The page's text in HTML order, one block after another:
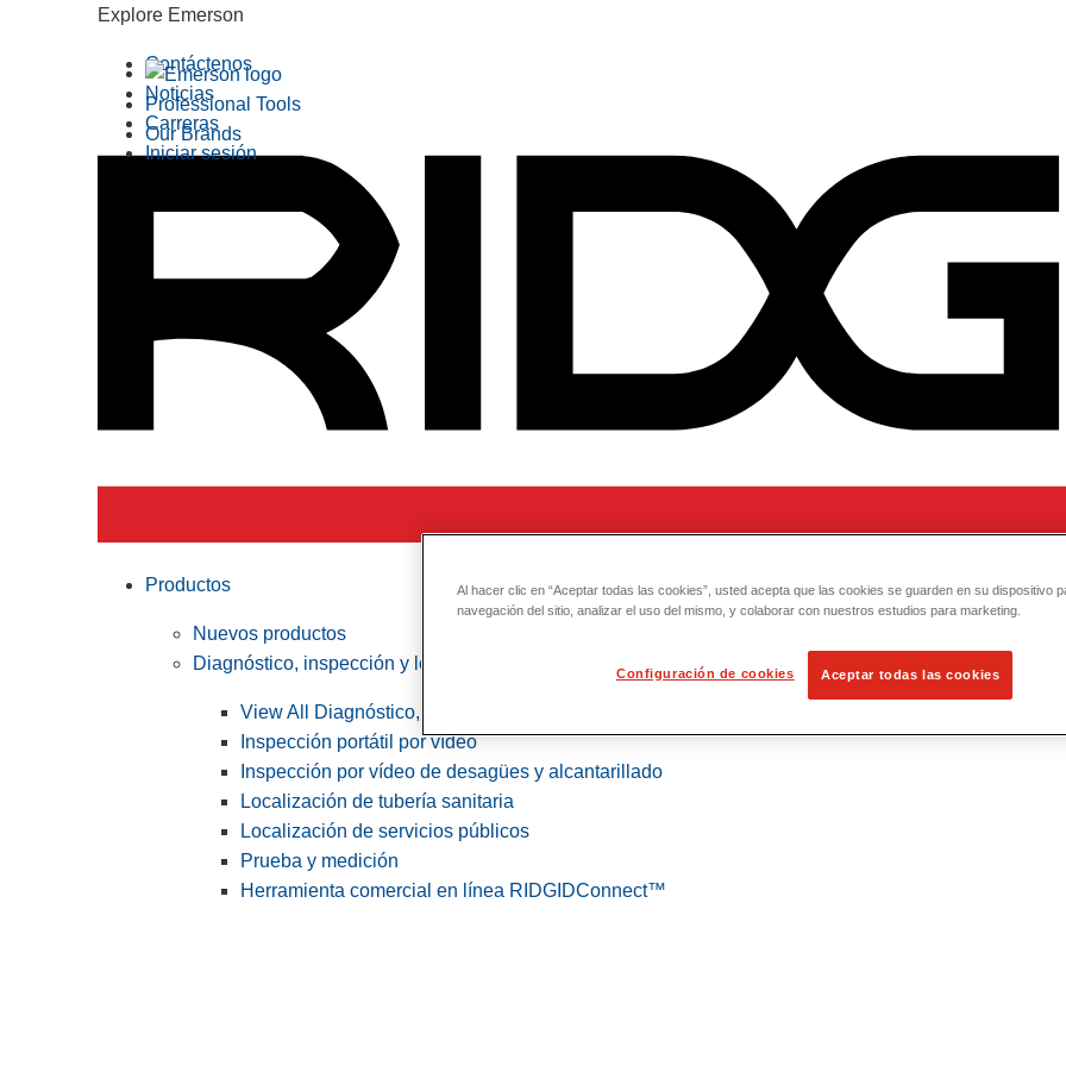
Explore Emerson
Professional Tools
Our Brands
Contáctenos
Noticias
Carreras
Iniciar sesión
Productos
Nuevos productos
Diagnóstico, inspección y localización
View All Diagnóstico, inspección y localización
Inspección portátil por vídeo
Inspección por vídeo de desagües y alcantarillado
Localización de tubería sanitaria
Localización de servicios públicos
Prueba y medición
Herramienta comercial en línea RIDGIDConnect™
Al hacer clic en “Aceptar todas las cookies”, usted acepta que las cookies se guarden en su dispositivo
navegación del sitio, analizar el uso del mismo, y colaborar con nuestros estudios para marketing.
Configuración de cookies Aceptar todas las cookies